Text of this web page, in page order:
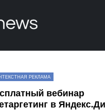
РЕКЛАМА
вебинар
в